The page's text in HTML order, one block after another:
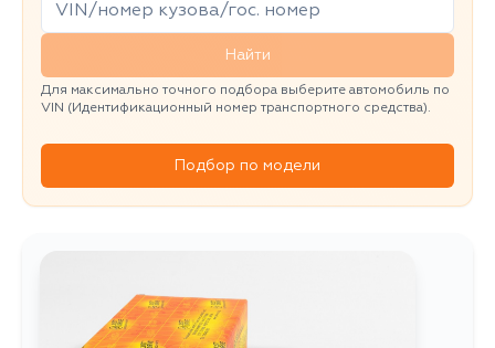
Найти
Для максимально точного подбора выберите автомобиль по
VIN (Идентификационный номер транспортного средства).
Подбор по модели